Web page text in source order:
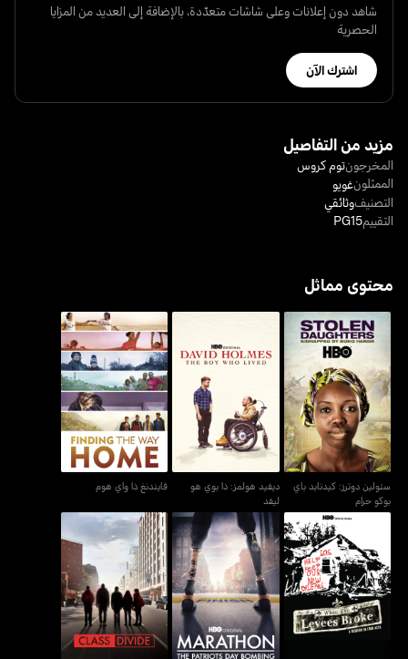
شاهد دون إعلانات وعلى شاشات متعدّدة، بالإضافة إلى العديد من المزايا
الحصرية
اشترك الآن
مزيد من التفاصيل
المخرجونتوم كروس
الممثلونغويو
التصنيفوثائقي
التقييمPG15
محتوى مماثل
ستولين دوترز: كيدنابد باي
بوكو حرام
ستولين دوترز: كيدنابد باي
بوكو حرام
ديفيد هولمز: ذا بوي هو
ديفيد هولمز: ذا بوي هو
ليفد
فايندنغ ذا واي هوم
فايندنغ ذا واي هوم
وين ذا ليفز بروك
ماراثون: ذا باتريوتس داي
بومبينغ
كلاس ديفايد